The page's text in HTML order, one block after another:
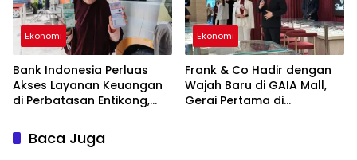
Ekonomi
Bank Indonesia Perluas
Akses Layanan Keuangan
di Perbatasan Entikong,
Andalan
Ekonomi
Frank & Co Hadir dengan
Wajah Baru di GAIA Mall,
Gerai Pertama di
Baca Juga